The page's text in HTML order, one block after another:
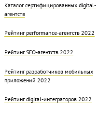
Каталог сертифицированных digital-
агентств
Рейтинг performance-агентств 2022
Рейтинг SEO-агентств 2022
Рейтинг разработчиков мобильных
приложений 2022
Рейтинг digital-интеграторов 2022